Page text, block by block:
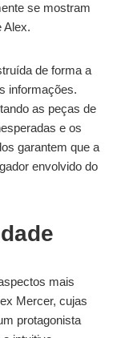
se mostram
Alex.
de forma a
informações.
as peças de
e os
garantem que a
envolvido do
mais
Mercer, cujas
protagonista